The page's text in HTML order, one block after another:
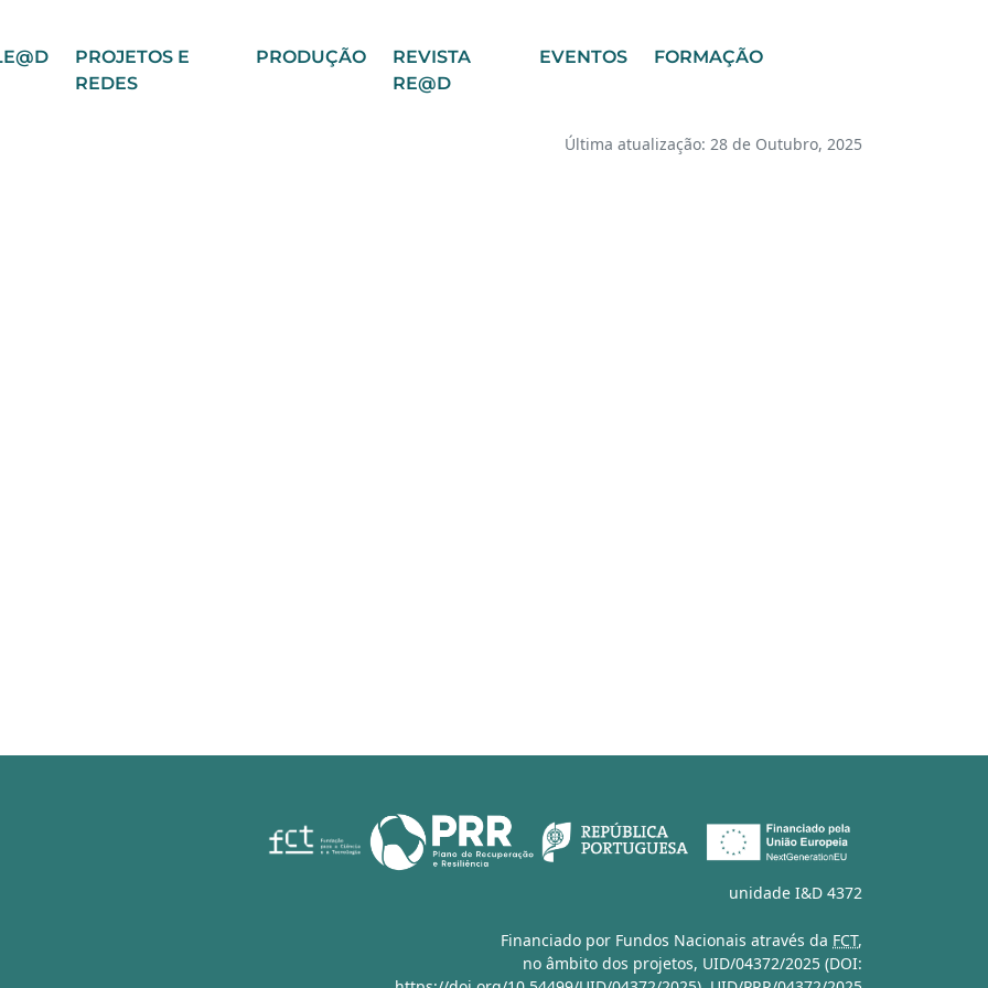
PROJETOS E
REDES
PRODUÇÃO
REVISTA
RE@D
EVENTOS FORMAÇÃO
Última atualização: 28 de Outubro, 2025
unidade I&D 4372
Financiado por Fundos Nacionais através da FCT,
no âmbito dos projetos, UID/04372/2025 (DOI: